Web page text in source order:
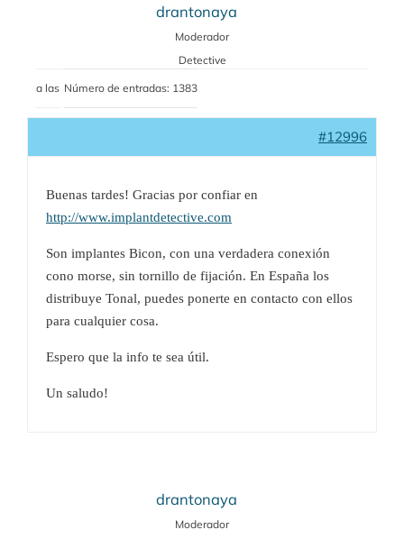
drantonaya
Moderador
Detective
a las Número de entradas: 1383
#12996
Buenas tardes! Gracias por confiar en
http://www.implantdetective.com
Son implantes Bicon, con una verdadera conexión
cono morse, sin tornillo de fijación. En España los
distribuye Tonal, puedes ponerte en contacto con ellos
para cualquier cosa.
Espero que la info te sea útil.
Un saludo!
drantonaya
Moderador